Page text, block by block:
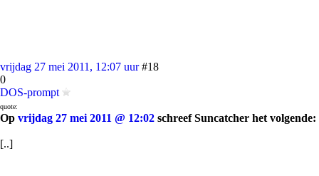
vrijdag 27 mei 2011, 12:07 uur #18
0
DOS-prompt
quote:
Op vrijdag 27 mei 2011 @ 12:02 schreef Suncatcher het volgende:
[..]